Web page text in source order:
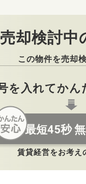
売却検討中
この物件を売却
を入れてかん
最短45秒
賃貸経営をお考え